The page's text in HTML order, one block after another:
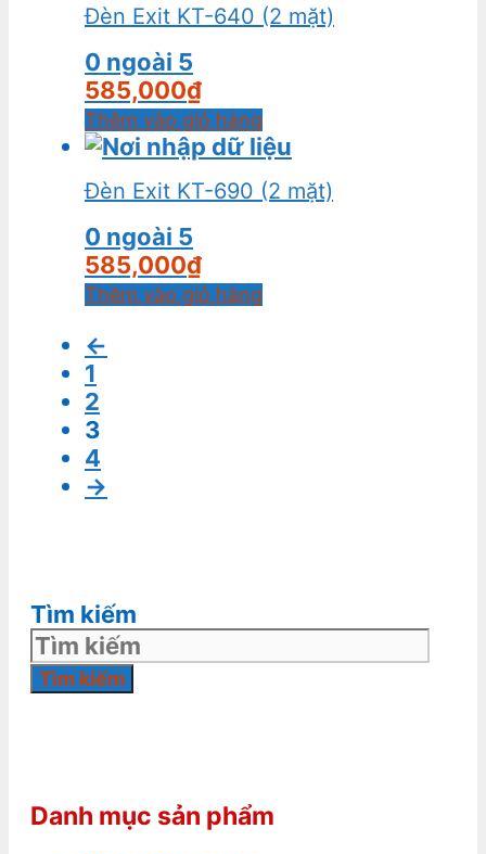
Đèn Exit KT-640 (2 mặt)
0 ngoài 5
585,000₫
Thêm vào giỏ hàng
Đèn Exit KT-690 (2 mặt)
0 ngoài 5
585,000₫
Thêm vào giỏ hàng
←
1
2
3
4
→
Tìm kiếm
Tìm kiếm
Danh mục sản phẩm